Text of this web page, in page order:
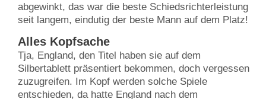
abgewinkt, das war die beste Schiedsrichterleistung
seit langem, eindutig der beste Mann auf dem Platz!
Alles Kopfsache
Tja, England, den Titel haben sie auf dem
Silbertablett präsentiert bekommen, doch vergessen
zuzugreifen. Im Kopf werden solche Spiele
entschieden, da hatte England nach dem